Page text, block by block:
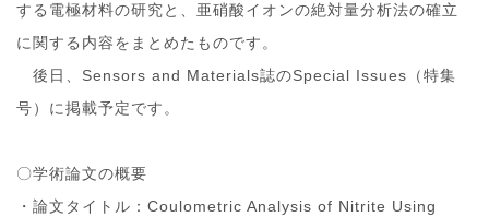
する電極材料の研究と、亜硝酸イオンの絶対量分析法の確立
に関する内容をまとめたものです。
後日、Sensors and Materials誌のSpecial Issues（特集
号）に掲載予定です。
〇学術論文の概要
・論文タイトル：Coulometric Analysis of Nitrite Using